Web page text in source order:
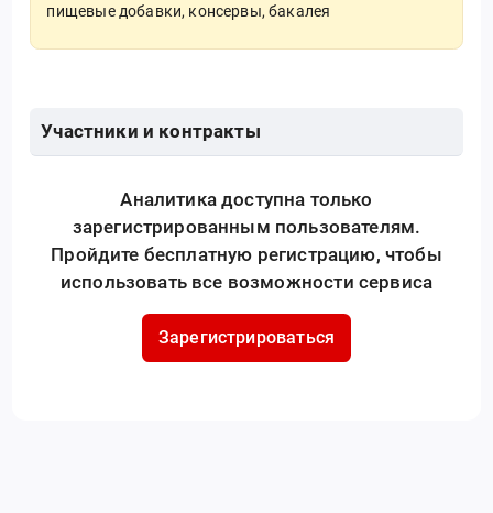
пищевые добавки, консервы, бакалея
Участники и контракты
Аналитика доступна только
зарегистрированным пользователям.
Пройдите бесплатную регистрацию, чтобы
использовать все возможности сервиса
Зарегистрироваться